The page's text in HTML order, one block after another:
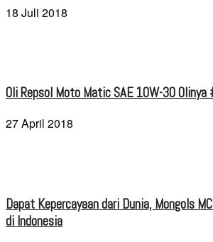
18 Juli 2018
Oli Repsol Moto Matic SAE 10W-30
27 April 2018
Dapat Kepercayaan dari Dunia, Mongols
di Indonesia